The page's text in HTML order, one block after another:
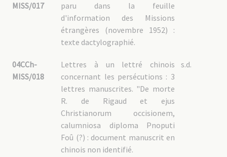
MISS/017
paru dans la feuille
d'information des Missions
étrangères (novembre 1952) :
texte dactylographié.
04CCh-
MISS/018
s.d.
Lettres à un lettré chinois
concernant les persécutions : 3
lettres manuscrites. "De morte
R. de Rigaud et ejus
Christianorum occisionem,
calumniosa diploma Pnoputi
Foû (?) : document manuscrit en
chinois non identifié.